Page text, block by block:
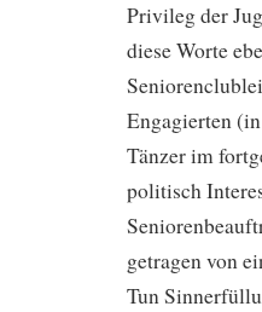
Privileg der
diese Worte
Engagierten
Tänzer im
politisch
getragen von
Tun